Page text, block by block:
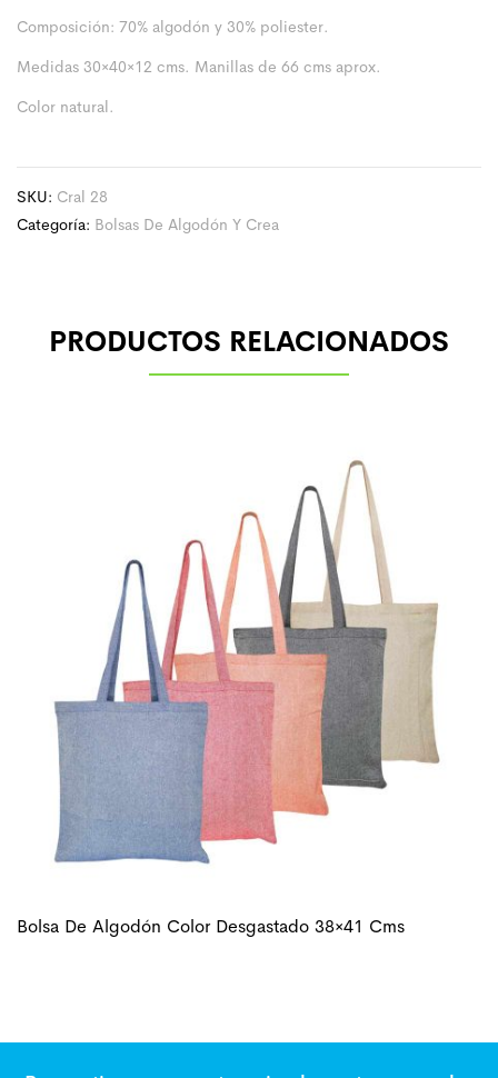
Composición: 70% algodón y 30% poliester.
Medidas 30×40×12 cms. Manillas de 66 cms aprox.
Color natural.
SKU: Cral 28
Categoría: Bolsas De Algodón Y Crea
PRODUCTOS RELACIONADOS
Bolsa De Algodón Color Desgastado 38×41 Cms